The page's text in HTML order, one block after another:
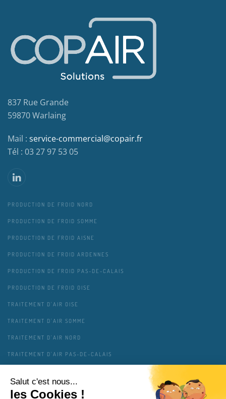
837 Rue Grande
59870 Warlaing
Mail : service-commercial@copair.fr
Tél : 03 27 97 53 05
PRODUCTION DE FROID NORD
PRODUCTION DE FROID SOMME
PRODUCTION DE FROID AISNE
PRODUCTION DE FROID ARDENNES
PRODUCTION DE FROID PAS-DE-CALAIS
PRODUCTION DE FROID OISE
TRAITEMENT D'AIR OISE
TRAITEMENT D'AIR SOMME
TRAITEMENT D'AIR NORD
TRAITEMENT D'AIR PAS-DE-CALAIS